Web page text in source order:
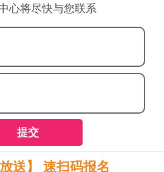
心将尽快与您联系
提交
放送】 速扫码报名